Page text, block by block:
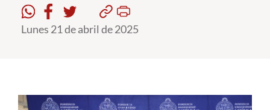
Admisión
Formación Continua
Lunes 21 de abril de 2025